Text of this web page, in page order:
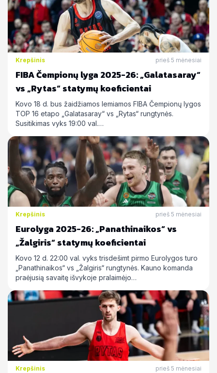
Krepšinis prieš 5 mėnesiai
FIBA Čempionų lyga 2025-26: „Galatasaray“
vs „Rytas“ statymų koeficientai
Kovo 18 d. bus žaidžiamos lemiamos FIBA Čempionų lygos
TOP 16 etapo „Galatasaray“ vs „Rytas“ rungtynės.
Susitikimas vyks 19:00 val.…
Krepšinis prieš 5 mėnesiai
Eurolyga 2025-26: „Panathinaikos“ vs
„Žalgiris“ statymų koeficientai
Kovo 12 d. 22:00 val. vyks trisdešimt pirmo Eurolygos turo
„Panathinaikos“ vs „Žalgiris“ rungtynės. Kauno komanda
praėjusią savaitę išvykoje pralaimėjo…
Krepšinis prieš 5 mėnesiai